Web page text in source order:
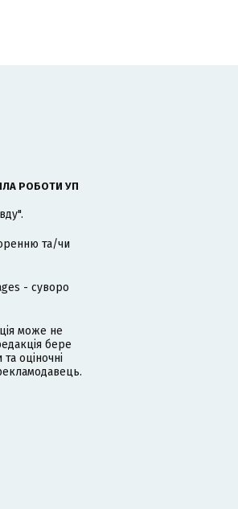
РОБОТИ УП
та/чи
- суворо
може не
бере
оціночні